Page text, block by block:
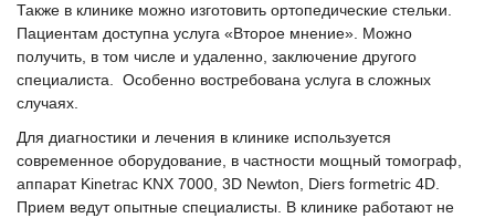
Также в клинике можно изготовить ортопедические стельки.
Пациентам доступна услуга «Второе мнение». Можно
получить, в том числе и удаленно, заключение другого
специалиста. Особенно востребована услуга в сложных
случаях.
Для диагностики и лечения в клинике используется
современное оборудование, в частности мощный томограф,
аппарат Kinetrac KNX 7000, 3D Newton, Diers formetric 4D.
Прием ведут опытные специалисты. В клинике работают не